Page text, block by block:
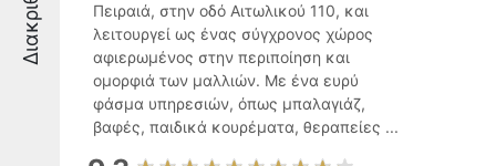
Πειραιά, στην οδό Αιτωλικού 110, και
λειτουργεί ως ένας σύγχρονος χώρος
αφιερωμένος στην περιποίηση και
ομορφιά των μαλλιών. Με ένα ευρύ
φάσμα υπηρεσιών, όπως μπαλαγιάζ,
βαφές, παιδικά κουρέματα, θεραπείες ...